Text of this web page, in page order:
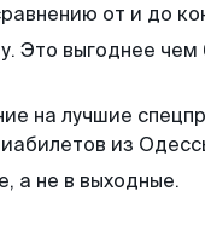
от и до
Это выгоднее
на лучшие
из
а не в выходные.